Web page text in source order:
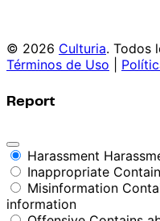
© 2026 Culturia. Todos
Términos de Uso
Report
Harassment
Inappropriate
Misinformation
information